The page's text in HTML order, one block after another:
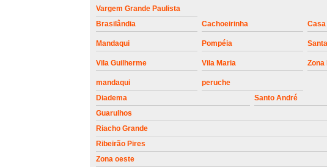
Vargem Grande Paulista
Brasilândia
Cachoeirinha Casa
Mandaqui Pompéia
Vila Guilherme Vila Maria Zona
mandaqui
peruche
Diadema
Santo André
Guarulhos
Riacho Grande
Ribeirão Pires
Zona oeste